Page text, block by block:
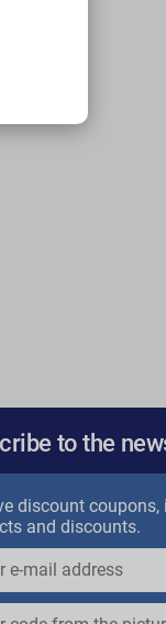
to the
discount
and discounts.